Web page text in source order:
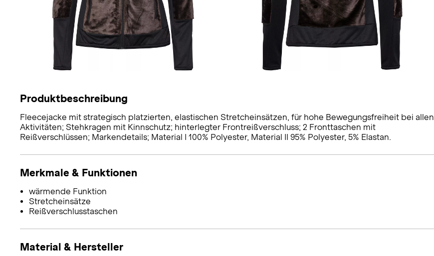
Produktbeschreibung
Fleecejacke mit strategisch platzierten, elastischen Stretcheinsätzen, für hohe Bewegungsfreiheit bei allen
Aktivitäten; Stehkragen mit Kinnschutz; hinterlegter Frontreißverschluss; 2 Fronttaschen mit
Reißverschlüssen; Markendetails; Material I 100% Polyester, Material II 95% Polyester, 5% Elastan.
Merkmale & Funktionen
wärmende Funktion
Stretcheinsätze
Reißverschlusstaschen
Material & Hersteller